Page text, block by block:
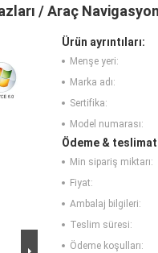
/ Araç
Ürün ayrıntıları:
Menşe yeri:
Marka adı:
Sertifika:
Model numarası:
Ödeme &
Min sipariş miktarı:
Fiyat:
Ambalaj bilgileri:
Teslim süresi:
Ödeme koşulları: